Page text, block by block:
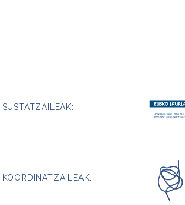
SUSTATZAILEAK:
KOORDINATZAILEAK: